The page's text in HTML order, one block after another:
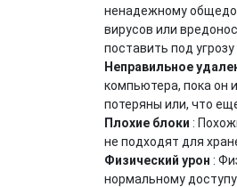
ненадежному
вирусов или
поставить под
Неправильное
компьютера, пока он
потеряны или, что
Плохие блоки :
не подходят для
Физический урон :
нормальному